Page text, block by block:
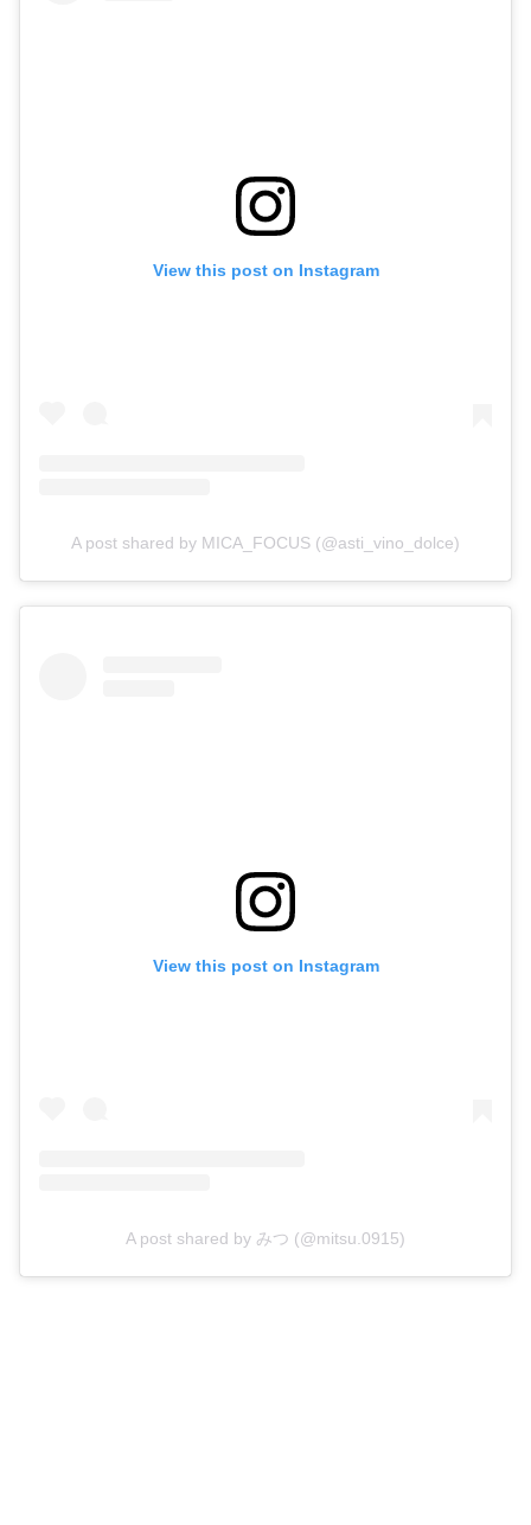
View this post on Instagram
A post shared by MICA_FOCUS (@asti_vino_dolce)
View this post on Instagram
A post shared by みつ (@mitsu.0915)